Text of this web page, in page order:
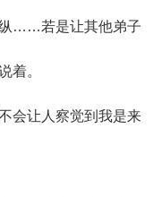
……若是让其他弟子
着。
让人察觉到我是来